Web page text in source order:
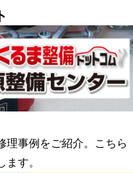
理事例をご紹介。こちら
ます。